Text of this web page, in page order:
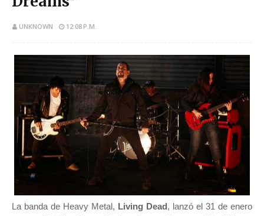
UNKNOWN 12:08 P.M.
La banda de Heavy Metal, Living Dead, lanzó el 31 de enero